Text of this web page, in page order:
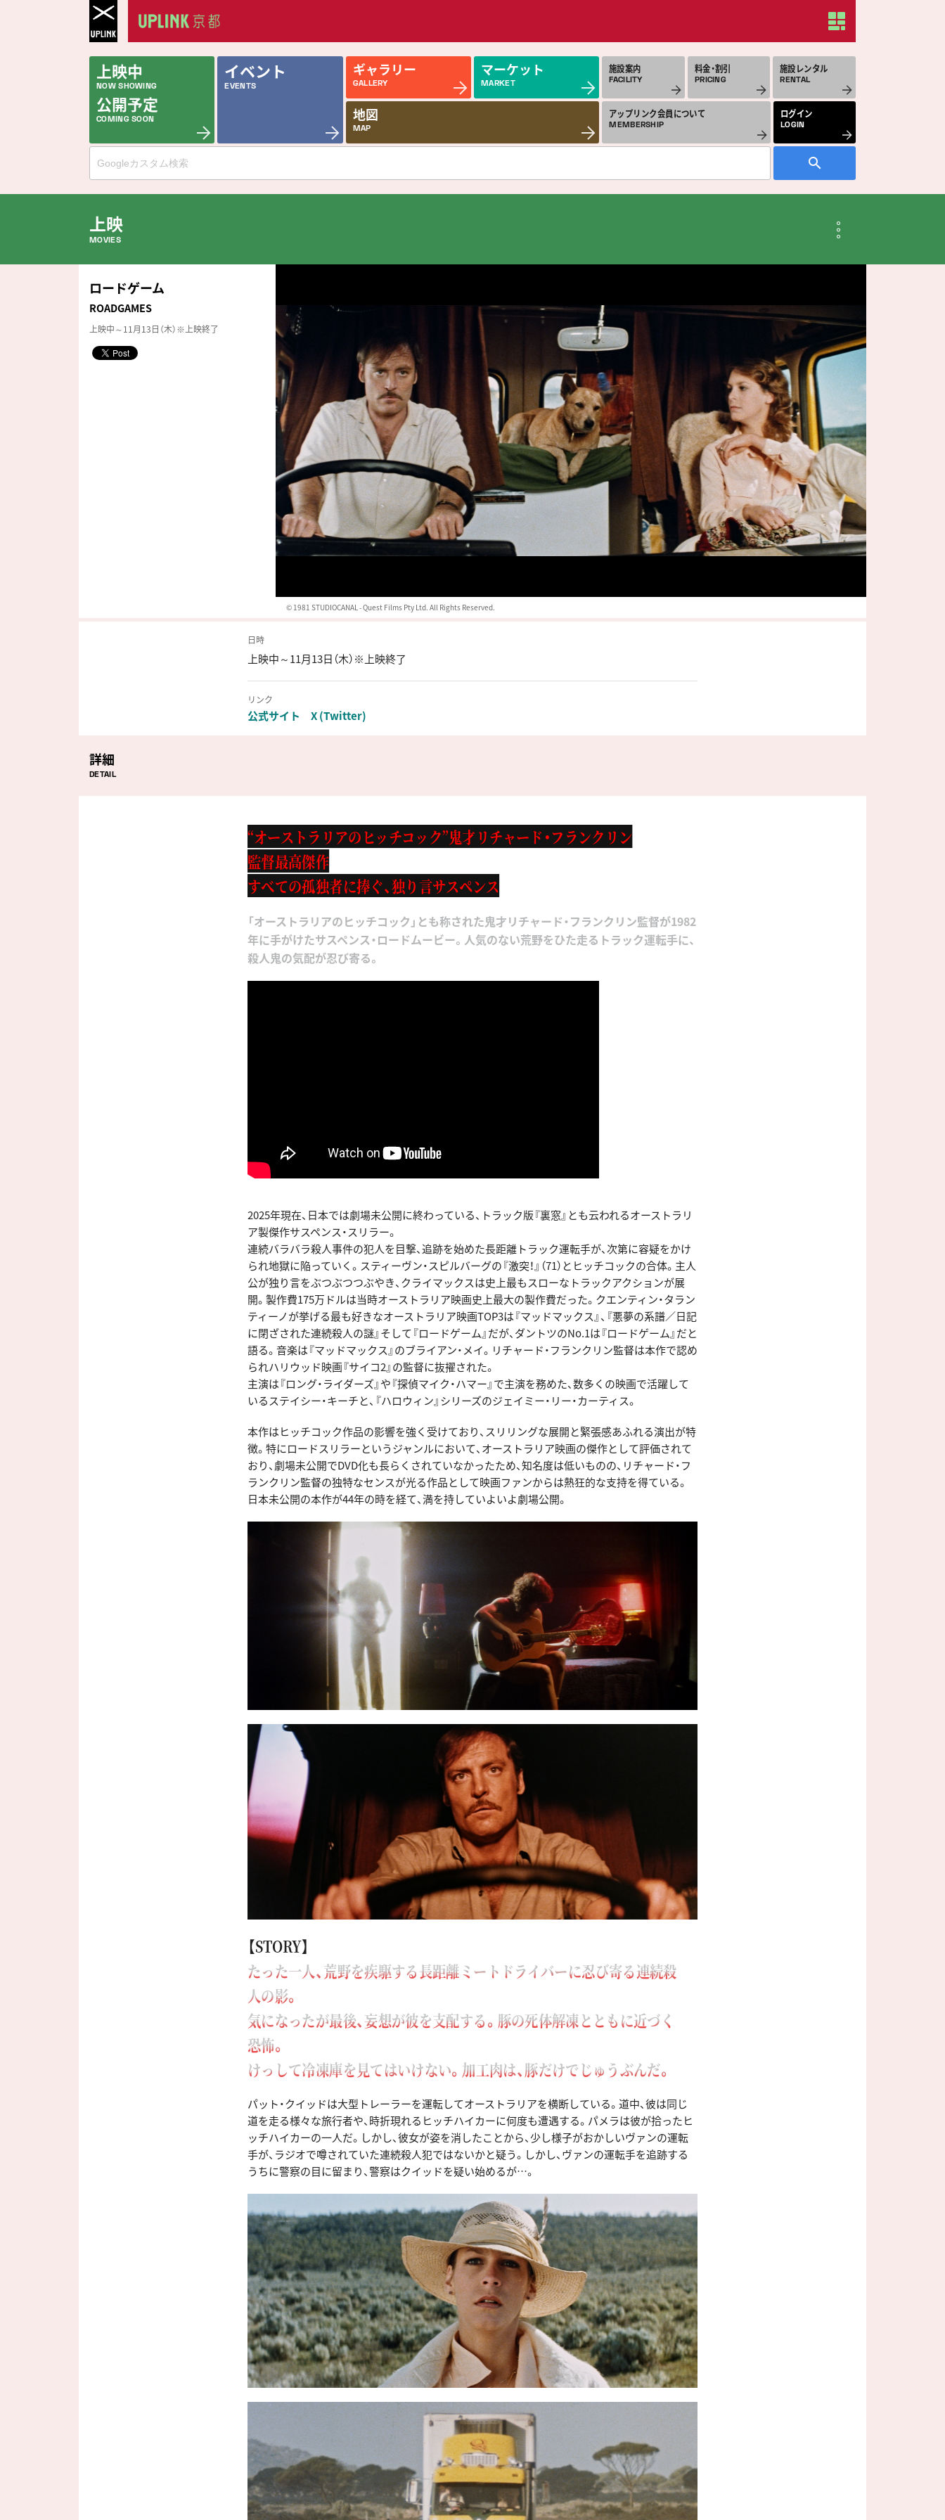
上映中
NOW SHOWING
公開予定
COMING SOON
イベント
EVENTS
ギャラリー
GALLERY
マーケット
MARKET
地図
MAP
施設案内
FACILITY
料金・割引
PRICING
施設レンタル
RENTAL
アップリンク会員について
MEMBERSHIP
ログイン
LOGIN
上映
MOVIES
公開中の作品
ロードゲーム
ROADGAMES
上映中～11月13日（木）※上映終了
© 1981 STUDIOCANAL - Quest Films Pty Ltd. All Rights Reserved.
日時
上映中～11月13日（木）※上映終了
リンク
公式サイト X (Twitter)
詳細
DETAIL
“オーストラリアのヒッチコック”鬼才リチャード・フランクリン
監督最高傑作
すべての孤独者に捧ぐ、独り言サスペンス
「オーストラリアのヒッチコック」とも称された鬼才リチャード・フランクリン監督が1982
年に手がけたサスペンス・ロードムービー。人気のない荒野をひた走るトラック運転手に、
殺人鬼の気配が忍び寄る。
2025年現在、日本では劇場未公開に終わっている、トラック版『裏窓』とも云われるオーストラリ
ア製傑作サスペンス・スリラー。
連続バラバラ殺人事件の犯人を目撃、追跡を始めた長距離トラック運転手が、次第に容疑をかけ
られ地獄に陥っていく。スティーヴン・スピルバーグの『激突！』（71）とヒッチコックの合体。主人
公が独り言をぶつぶつつぶやき、クライマックスは史上最もスローなトラックアクションが展
開。製作費175万ドルは当時オーストラリア映画史上最大の製作費だった。クエンティン・タラン
ティーノが挙げる最も好きなオーストラリア映画TOP3は『マッドマックス』、『悪夢の系譜／日記
に閉ざされた連続殺人の謎』そして『ロードゲーム』だが、ダントツのNo.1は『ロードゲーム』だと
語る。音楽は『マッドマックス』のブライアン・メイ。リチャード・フランクリン監督は本作で認め
られハリウッド映画『サイコ2』の監督に抜擢された。
主演は『ロング・ライダーズ』や『探偵マイク・ハマー』で主演を務めた、数多くの映画で活躍して
いるステイシー・キーチと、『ハロウィン』シリーズのジェイミー・リー・カーティス。
本作はヒッチコック作品の影響を強く受けており、スリリングな展開と緊張感あふれる演出が特
徴。特にロードスリラーというジャンルにおいて、オーストラリア映画の傑作として評価されて
おり、劇場未公開でDVD化も長らくされていなかったため、知名度は低いものの、リチャード・フ
ランクリン監督の独特なセンスが光る作品として映画ファンからは熱狂的な支持を得ている。
日本未公開の本作が44年の時を経て、満を持していよいよ劇場公開。
【STORY】
たった一人、荒野を疾駆する長距離ミートドライバーに忍び寄る連続殺
人の影。
気になったが最後、妄想が彼を支配する。豚の死体解凍とともに近づく
恐怖。
けっして冷凍庫を見てはいけない。加工肉は、豚だけでじゅうぶんだ。
パット・クイッドは大型トレーラーを運転してオーストラリアを横断している。道中、彼は同じ
道を走る様々な旅行者や、時折現れるヒッチハイカーに何度も遭遇する。パメラは彼が拾ったヒ
ッチハイカーの一人だ。しかし、彼女が姿を消したことから、少し様子がおかしいヴァンの運転
手が、ラジオで噂されていた連続殺人犯ではないかと疑う。しかし、ヴァンの運転手を追跡する
うちに警察の目に留まり、警察はクイッドを疑い始めるが…。